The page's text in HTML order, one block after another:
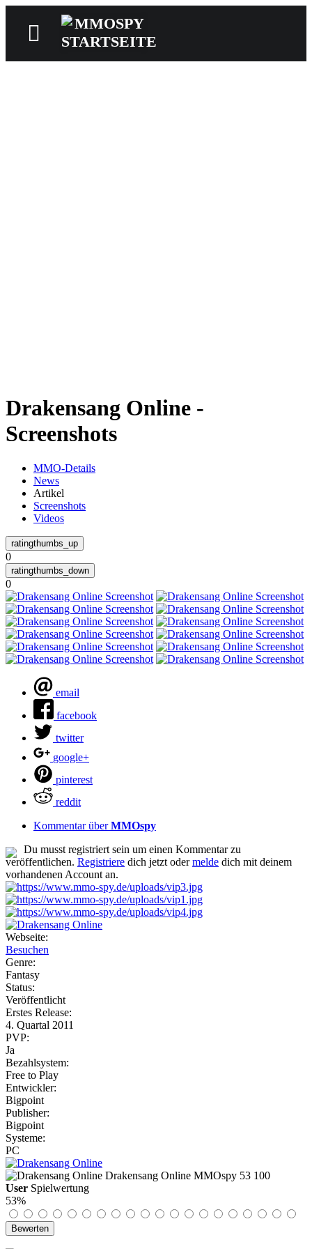
Drakensang Online -
Screenshots
MMO-Details
News
Artikel
Screenshots
Videos
0
0
email
facebook
twitter
google+
pinterest
reddit
Kommentar überMMOspy
Du musst registriert sein um einen Kommentar zu
veröffentlichen. Registriere dich jetzt odermelde dich mit deinem
vorhandenen Account an.
Webseite:
Besuchen
Genre:
Fantasy
Status:
Veröffentlicht
Erstes Release:
4. Quartal 2011
PVP:
Ja
Bezahlsystem:
Free to Play
Entwickler:
Bigpoint
Publisher:
Bigpoint
Systeme:
PC
Drakensang Online MMOspy 53 100
User Spielwertung
53%